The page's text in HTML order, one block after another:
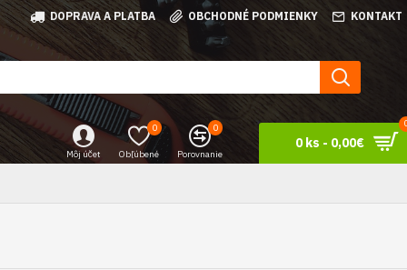
DOPRAVA A PLATBA OBCHODNÉ PODMIENKY KONTAKT
Môj účet Obľúbené
0
Porovnanie
0
0 ks - 0,00€